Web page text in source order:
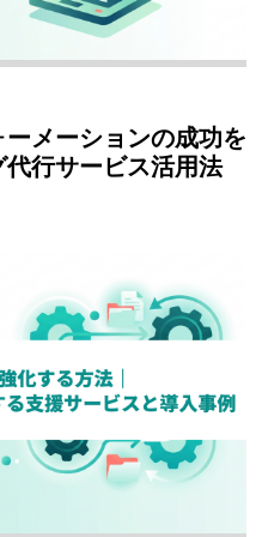
メーションの成功を
行サービス活用法